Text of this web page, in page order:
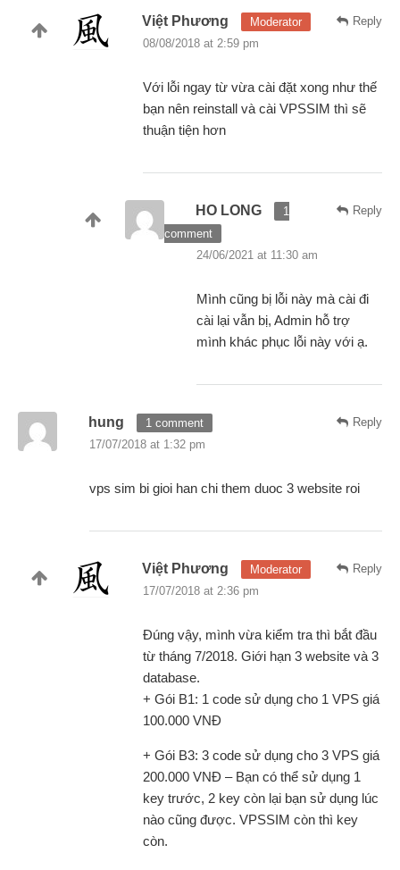
Reply
Việt Phương
Moderator
08/08/2018 at 2:59 pm
Với lỗi ngay từ vừa cài đặt xong như thế
bạn nên reinstall và cài VPSSIM thì sẽ
thuận tiện hơn
Reply
HO LONG
1
comment
24/06/2021 at 11:30 am
Mình cũng bị lỗi này mà cài đi
cài lại vẫn bị, Admin hỗ trợ
mình khác phục lỗi này với ạ.
Reply
hung
1 comment
17/07/2018 at 1:32 pm
vps sim bi gioi han chi them duoc 3 website roi
Reply
Việt Phương
Moderator
17/07/2018 at 2:36 pm
Đúng vậy, mình vừa kiểm tra thì bắt đầu
từ tháng 7/2018. Giới hạn 3 website và 3
database.
+ Gói B1: 1 code sử dụng cho 1 VPS giá
100.000 VNĐ
+ Gói B3: 3 code sử dụng cho 3 VPS giá
200.000 VNĐ – Bạn có thể sử dụng 1
key trước, 2 key còn lại bạn sử dụng lúc
nào cũng được. VPSSIM còn thì key
còn.